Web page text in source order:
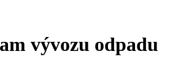
vývozu odpadu